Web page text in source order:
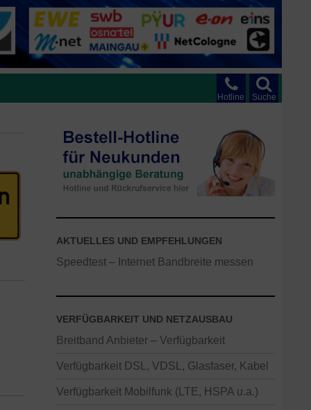
Suche
Hotline
AKTUELLES UND EMPFEHLUNGEN
Speedtest – Internet Bandbreite messen
VERFÜGBARKEIT UND NETZAUSBAU
Breitband Anbieter – Verfügbarkeit
Verfügbarkeit DSL, VDSL, Glasfaser, Kabel
Verfügbarkeit Mobilfunk (LTE, HSPA u.a.)